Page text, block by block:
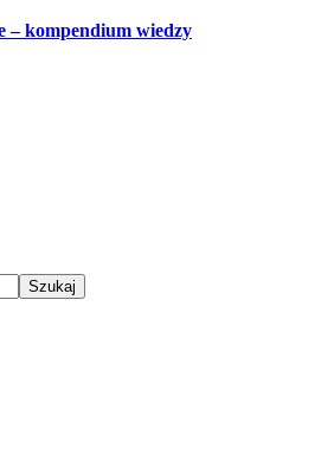
– kompendium wiedzy
Szukaj